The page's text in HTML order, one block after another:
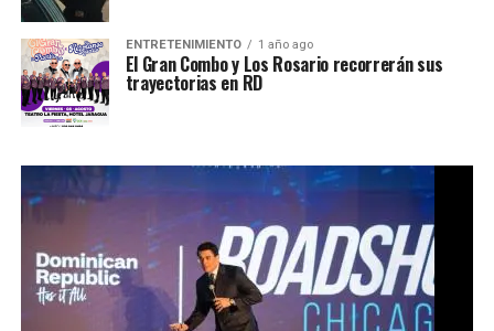
ENTRETENIMIENTO 1 año ago
El Gran Combo y Los Rosario recorrerán sus
trayectorias en RD